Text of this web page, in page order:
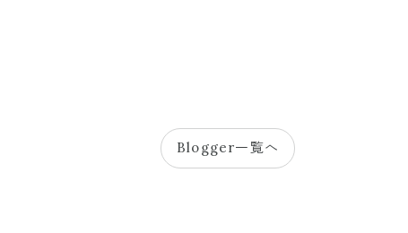
Blogger一覧へ